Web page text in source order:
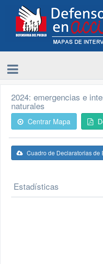
2024: emergencias e
naturales
Centrar Mapa
Cuadro de Declaratorias de
Estadísticas